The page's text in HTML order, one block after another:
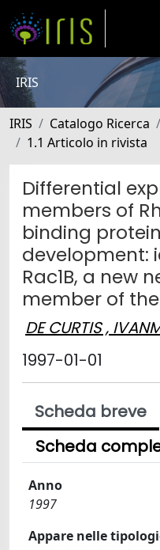
IRIS
IRIS Catalogo Ricerca
1.1 Articolo in rivista
Differential
members of
binding
development:
Rac1B, a new
member of
DE CURTIS ,
1997-01-01
Scheda breve
Scheda
Anno
1997
Appare nelle